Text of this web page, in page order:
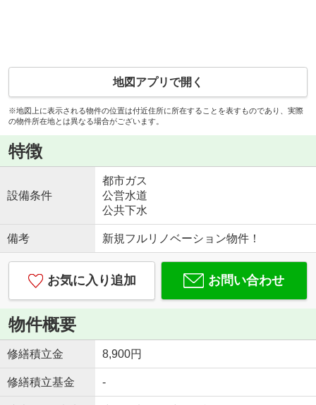
地図アプリで開く
※地図上に表示される物件の位置は付近住所に所在することを表すものであり、実際
の物件所在地とは異なる場合がございます。
特徴
設備条件
都市ガス
公営水道
公共下水
備考 新規フルリノベーション物件！
お気に入り追加 お問い合わせ
物件概要
修繕積立金 8,900円
修繕積立基金 -